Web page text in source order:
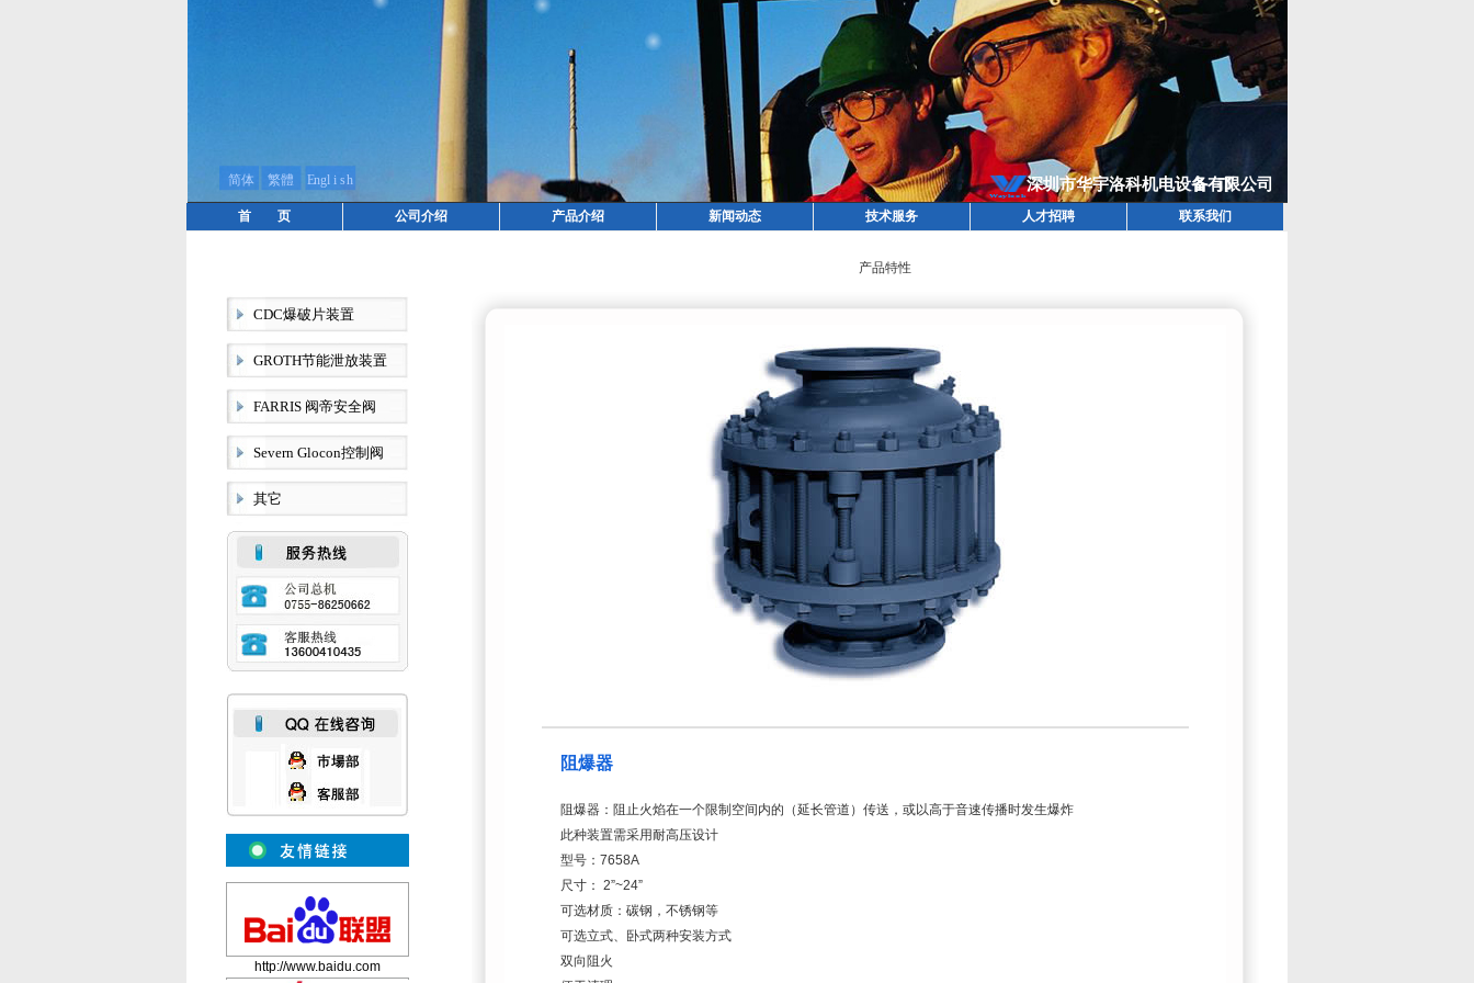
首 页 公司介绍 产品介绍 新闻动态 技术服务 人才招聘 联系我们
产品特性
CDC爆破片装置
GROTH节能泄放装置
FARRIS 阀帝安全阀
Severn Glocon控制阀
其它
http://www.baidu.com
阻爆器
阻爆器：阻止火焰在一个限制空间内的（延长管道）传送，或以高于音速传播时发生爆炸
此种装置需采用耐高压设计
型号：7658A
尺寸： 2”~24”
可选材质：碳钢，不锈钢等
可选立式、卧式两种安装方式
双向阻火